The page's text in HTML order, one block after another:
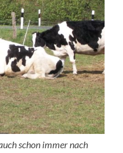
schon immer nach